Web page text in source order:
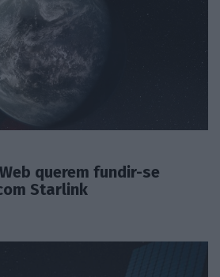
querem fundir-se
Starlink